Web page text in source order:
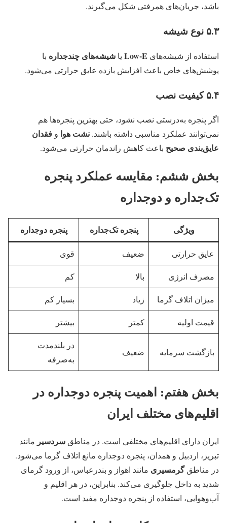
باشد، جریان‌های همرفتی شکل می‌گیرند.
۵.۳ نوع شیشه
استفاده از شیشه‌های Low-E یا شیشه‌های چندجداره با
پوشش‌های خاص باعث افزایش بازده عایق حرارتی می‌شود.
۵.۴ کیفیت نصب
اگر پنجره به‌درستی نصب نشود، حتی بهترین پنجره‌ها هم
نمی‌توانند عملکرد مناسبی داشته باشند. نشت هوا و فقدان
عایق‌بندی صحیح باعث کاهش راندمان حرارتی می‌شود.
بخش ششم: مقایسه عملکرد پنجره
تک‌جداره و دوجداره
ویژگی پنجره تک‌جداره پنجره دوجداره
عایق حرارتی ضعیف قوی
مصرف انرژی بالا کم
میزان اتلاف گرما زیاد بسیار کم
قیمت اولیه کمتر بیشتر
بازگشت سرمایه ضعیف
در بلندمدت
به‌صرفه
بخش هفتم: اهمیت پنجره دوجداره در
اقلیم‌های مختلف ایران
ایران دارای اقلیم‌های مختلفی است. در مناطق سردسیر مانند
تبریز، اردبیل و همدان، پنجره دوجداره مانع اتلاف گرما می‌شود.
در مناطقگرمسیری مانند اهواز و بندرعباس، از ورود گرمای
شدید به داخل جلوگیری می‌کند. بنابراین، در هر اقلیم و
آب‌وهوایی، استفاده از پنجره دوجداره مفید است.